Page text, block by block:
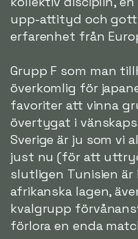
upp-attityd och gott
erfarenhet från
Grupp F som man
överkomlig för
favoriter att vinna
övertygat i
Sverige är ju som vi
just nu (för att
slutligen Tunisien är
afrikanska lagen,
kvalgrupp
förlora en enda